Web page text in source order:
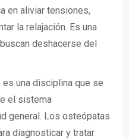
en aliviar tensiones,
la relajación. Es una
deshacerse del
es una disciplina que se
el sistema
general. Los osteópatas
diagnosticar y tratar